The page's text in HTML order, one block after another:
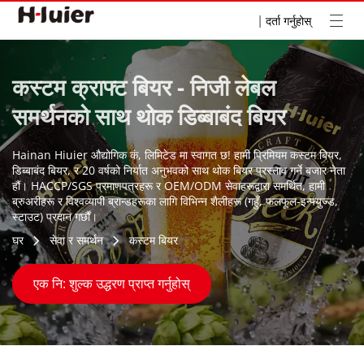
दर्ता गर्नुहोस्
कस्टम क्राफ्ट बियर - निजी लेबल
समर्थनको साथ थोक डिब्बाबंद बियर
Hainan Hiuier औद्योगिक कं, लिमिटेड मा स्वागत छ! हामी प्रिमियम कस्टम बियर,
डिब्बाबंद बियर, र 20 वर्षको निर्यात अनुभवको साथ थोक बियर प्रस्ताव गर्ने बजार नेता
हौं। HACCP/SGS प्रमाणपत्रहरू र OEM/ODM सेवाहरूद्वारा समर्थित, हामी
ब्रुअरीहरू र विश्वव्यापी ब्रान्डहरूका लागि विभिन्न शैलीहरू (गहुँ, फलफूल-इन्फ्युज्ड,
स्टाउट) प्रदान गर्छौं।
घर
सेवा र समर्थन कस्टम बियर
एक नि: शुल्क उद्धरण प्राप्त गर्नुहोस्